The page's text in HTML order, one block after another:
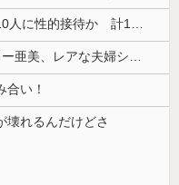
【韓国サッカー協会】外国人審判約10人に性的接待か 計1496回、約2億ウォン（約2200万円）
【最新画像】 GLAY・TERU＆パフィー亜美、レアな夫婦ショットを公開してしまう！
合い！
壊れるんだけどさ